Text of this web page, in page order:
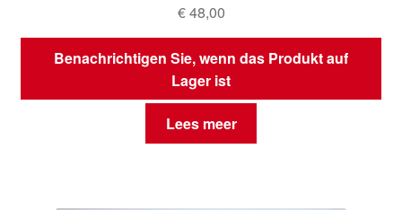
€48,00
Benachrichtigen Sie, wenn das Produkt auf
Lager ist
Lees meer